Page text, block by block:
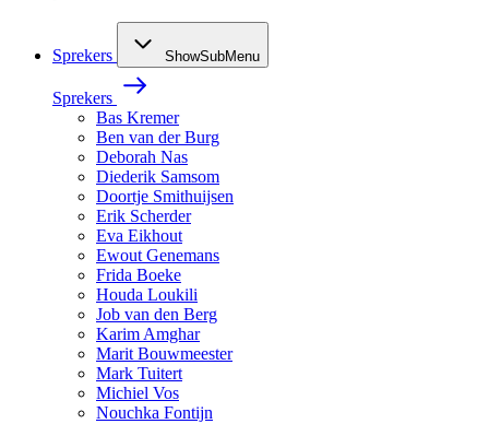
Sprekers ShowSubMenu
Sprekers
Bas Kremer
Ben van der Burg
Deborah Nas
Diederik Samsom
Doortje Smithuijsen
Erik Scherder
Eva Eikhout
Ewout Genemans
Frida Boeke
Houda Loukili
Job van den Berg
Karim Amghar
Marit Bouwmeester
Mark Tuitert
Michiel Vos
Nouchka Fontijn